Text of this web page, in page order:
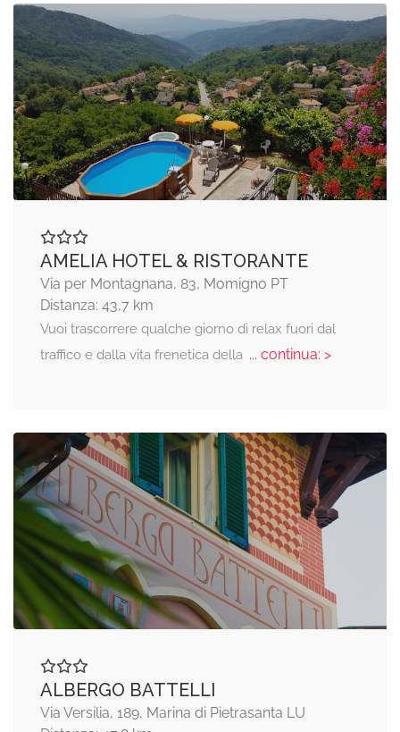
AMELIA HOTEL & RISTORANTE
Via per Montagnana, 83, Momigno PT
Distanza: 43,7 km
Vuoi trascorrere qualche giorno di relax fuori dal
traffico e dalla vita frenetica della ... continua: >
ALBERGO BATTELLI
Via Versilia, 189, Marina di Pietrasanta LU